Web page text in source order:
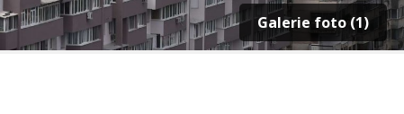
Galerie foto (1)